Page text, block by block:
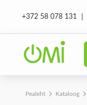
+372 58 078 131
Pealeht Kataloog